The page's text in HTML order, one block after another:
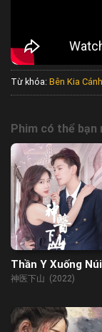
Từ khóa: Bên Kia
Phim có thể bạn
Thần Y Xuống Núi
神医下山 (2022)